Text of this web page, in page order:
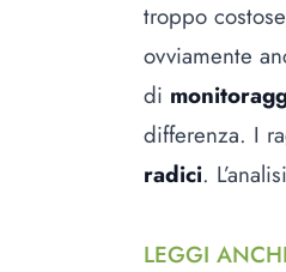
troppo
ovviamente
di
differenza. I
radici.
LEGGI